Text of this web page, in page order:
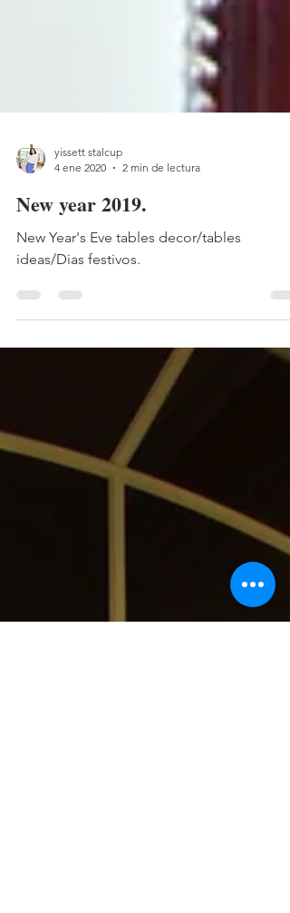
yissett stalcup
4 ene 2020
2 min de lectura
New year 2019.
New Year's Eve tables decor/tables
ideas/Dias festivos.